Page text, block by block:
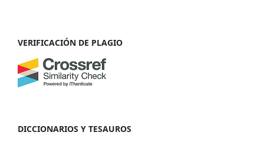
VERIFICACIÓN DE PLAGIO
DICCIONARIOS Y TESAUROS